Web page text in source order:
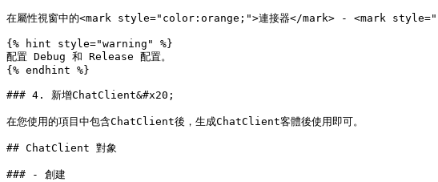
在屬性視窗中的<mark style="color:orange;">連接器</mark> - <mark
{% hint style="warning" %}
配置 Debug 和 Release 配置。
{% endhint %}
### 4. 新增ChatClient&#x20;
在您使用的項目中包含ChatClient後，生成ChatClient客體後使用即可。
## ChatClient 對象
### - 創建